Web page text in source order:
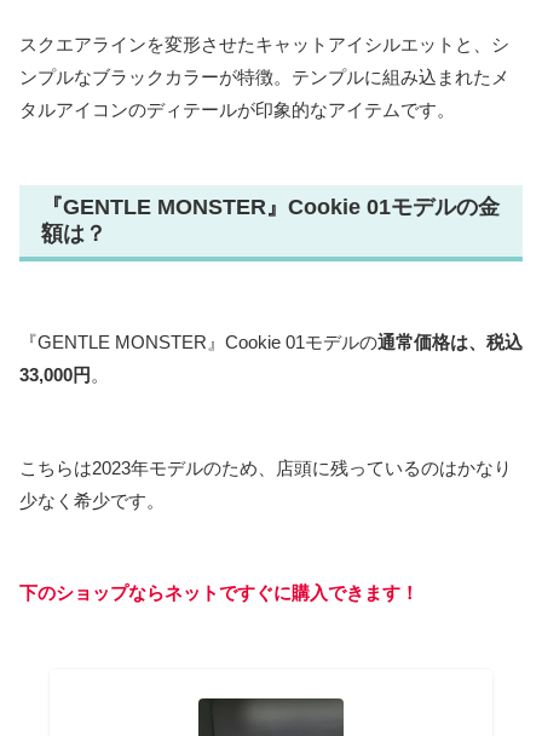
スクエアラインを変形させたキャットアイシルエットと、シ
ンプルなブラックカラーが特徴。テンプルに組み込まれたメ
タルアイコンのディテールが印象的なアイテムです。
『GENTLE MONSTER』Cookie 01モデルの金
額は？
『GENTLE MONSTER』Cookie 01モデルの通常価格は、税込
33,000円 。
こちらは2023年モデルのため、店頭に残っているのはかなり
少なく希少です。
下のショップならネットですぐに購入できます！